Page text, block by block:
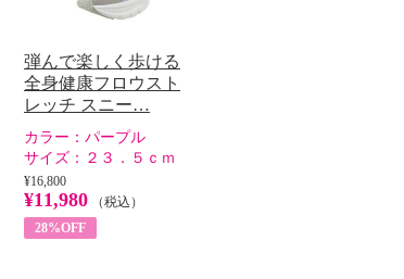
弾んで楽しく歩ける
全身健康フロウスト
レッチ スニー…
カラー： パープル
サイズ： ２３．５ｃｍ
¥16,800
¥11,980
（税込）
28%OFF